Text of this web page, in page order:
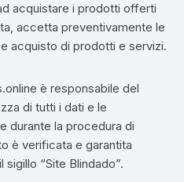
acquistare i prodotti offerti
accetta preventivamente le
acquisto di prodotti e servizi.
è responsabile del
di tutti i dati e le
durante la procedura di
è verificata e garantita
“Site Blindado”.